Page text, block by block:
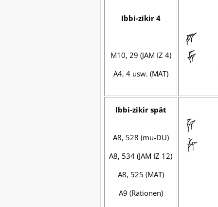
Ibbi-zikir 4
M10, 29 (JAM IZ 4)
A4, 4 usw. (MAT)
Ibbi-zikir spät
A8, 528 (mu-DU)
A8, 534 (JAM IZ 12)
A8, 525 (MAT)
A9 (Rationen)